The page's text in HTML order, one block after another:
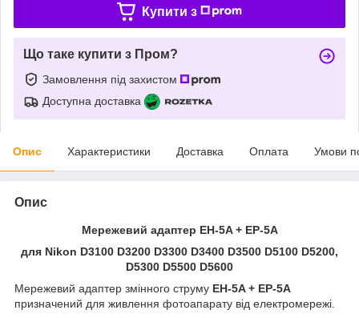
Купити з
Що таке купити з Пром?
Замовлення під захистом
Доступна доставка
Опис Характеристики Доставка Оплата Умови
Опис
Мережевий адаптер EH-5A + EP-5A
для Nikon D3100 D3200 D3300 D3400 D3500 D5100 D5200,
D5300 D5500 D5600
Мережевий адаптер змінного струму EH-5A + EP-5A
призначений для живлення фотоапарату від електромережі.